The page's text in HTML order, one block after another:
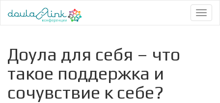
Доула для себя – что
такое поддержка и
сочувствие к себе?